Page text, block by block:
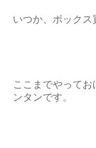
いつか、ボックス
ここまでやって
ンタンです。